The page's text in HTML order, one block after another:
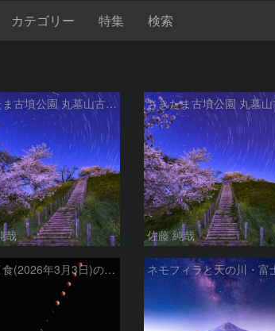
カテゴリー 特集 検索
さきたま古墳公園 丸墓山古墳の夜桜と北天の日周運動 埼玉県行田市
哉 佐藤 純哉
皆既月食(2026年3月3日)の連続写真 宮崎で